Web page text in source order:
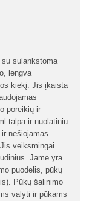
sulankstoma
lengva
kiekį. Jis įkaista
poreikių ir
talpa ir nuolatiniu
nešiojamas
veiksmingai
Jame yra
puodelis, pūkų
Pūkų šalinimo
valyti ir pūkams